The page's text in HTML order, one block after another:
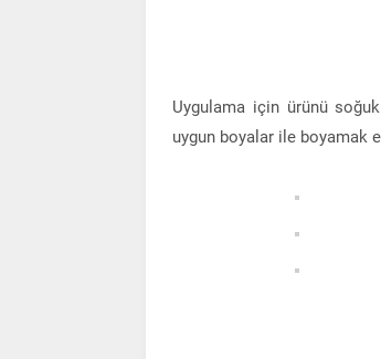
Uygulama için ürünü
uygun boyalar ile boyamak